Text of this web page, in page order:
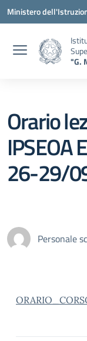
Vai ai contenuti
Vai al menu di
Vai al footer
Ministero
"G.
Orario
IPSEOA
26-29/
Personale